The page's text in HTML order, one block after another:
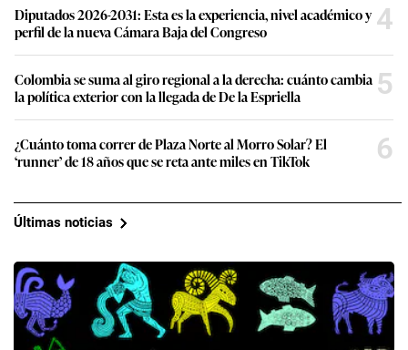
Diputados 2026-2031: Esta es la experiencia, nivel académico y
perfil de la nueva Cámara Baja del Congreso
4
Colombia se suma al giro regional a la derecha: cuánto cambia
la política exterior con la llegada de De la Espriella
5
¿Cuánto toma correr de Plaza Norte al Morro Solar? El
‘runner’ de 18 años que se reta ante miles en TikTok
6
Últimas noticias